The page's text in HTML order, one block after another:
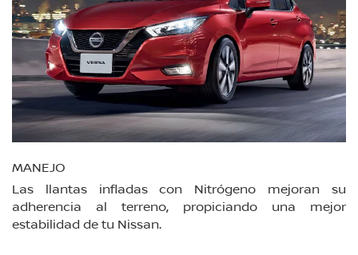
MANEJO
Las llantas infladas con Nitrógeno mejoran su
adherencia al terreno, propiciando una mejor
estabilidad de tu Nissan.